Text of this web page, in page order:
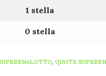
1 stella
0 stella
, QUOTE